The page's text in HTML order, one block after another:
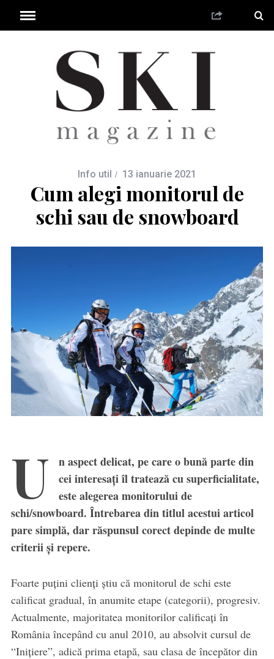
Info util 13 ianuarie 2021
Cum alegi monitorul de
schi sau de snowboard
U
n aspect delicat, pe care o bună parte din
cei interesați îl tratează cu superficialitate,
este alegerea monitorului de
schi/snowboard. Întrebarea din titlul acestui articol
pare simplă, dar răspunsul corect depinde de multe
criterii și repere.
Foarte puțini clienți știu că monitorul de schi este
calificat gradual, în anumite etape (categorii), progresiv.
Actualmente, majoritatea monitorilor calificați în
România începând cu anul 2010, au absolvit cursul de
“Inițiere”, adică prima etapă, sau clasa de începător din